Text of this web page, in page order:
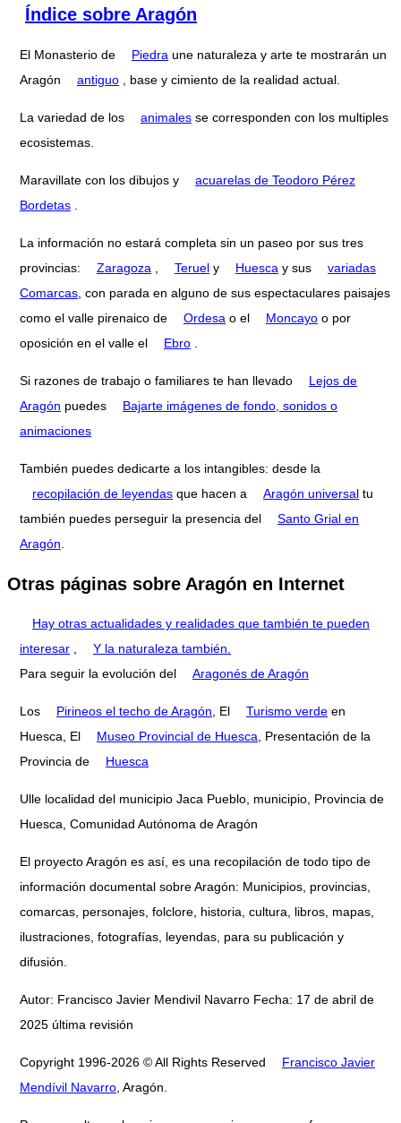
Índice sobre Aragón
El Monasterio de Piedra une naturaleza y arte te mostrarán un
Aragón
antiguo , base y cimiento de la realidad actual.
La variedad de los animales se corresponden con los multiples
ecosistemas.
Maravillate con los dibujos y
acuarelas de Teodoro Pérez
Bordetas
La información no estará completa sin un paseo por sus tres
provincias:
Zaragoza Teruel y Huesca y sus
variadas
Comarcas , con parada en alguno de sus espectaculares paisajes
como el valle pirenaico de
Ordesa o el Moncayo o por
oposición en el valle el
Ebro
Si razones de trabajo o familiares te han llevado
Lejos de
Aragón puedes
Bajarte imágenes de fondo, sonidos o
animaciones
También puedes dedicarte a los intangibles: desde la
recopilación de leyendas que hacen a Aragón universal tu
también puedes perseguir la presencia del
Santo Grial en
Aragón
Otras páginas sobre Aragón en Internet
Hay otras actualidades y realidades que también te pueden
interesar ,
Y la naturaleza también.
Para seguir la evolución del
Aragonés de Aragón
Los Pirineos el techo de Aragón, El Turismo verde en
Huesca, El
Museo Provincial de Huesca, Presentación de la
Provincia de
Huesca
Ulle localidad del municipio Jaca Pueblo, municipio, Provincia de
Huesca, Comunidad Autónoma de Aragón
El proyecto Aragón es así, es una recopilación de todo tipo de
información documental sobre Aragón: Municipios, provincias,
comarcas, personajes, folclore, historia, cultura, libros, mapas,
ilustraciones, fotografías, leyendas, para su publicación y
difusión.
Autor: Francisco Javier Mendivil Navarro Fecha: 17 de abril de
2025 última revisión
Copyright 1996-2026 © All Rights Reserved
Francisco Javier
Mendívil Navarro, Aragón.